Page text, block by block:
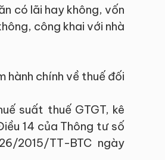
có lãi hay không, vốn
công khai với nhà
hành chính về thuế đối
suất thuế GTGT, kê
14 của Thông tư số
2015/TT-BTC ngày